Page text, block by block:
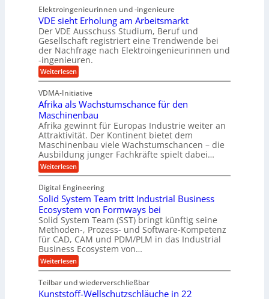
f
u
n
g
e
n
B
S
C
L
w
e
i
t
e
r
e
n
t
w
i
c
k
e
l
r
e
i
e
s
H
y
b
r
i
d
-
K
u
g
e
l
l
a
g
e
r
r
u
m
p
f
e
r
l
t
U
m
s
t
z
k
n
a
p
p
ü
b
e
Elektroingenieurinnen und -ingenieure
VDE sieht Erholung am Arbeitsmarkt
Der VDE Ausschuss Studium, Beruf und
Gesellschaft registriert eine Trendwende bei
der Nachfrage nach Elektroingenieurinnen und
-ingenieuren.
Weiterlesen:
V
E
s
i
e
h
t
E
r
h
o
u
n
a
m
A
r
b
e
i
t
s
m
VDMA-Initiative
Afrika als Wachstumschance für den
Maschinenbau
Afrika gewinnt für Europas Industrie weiter an
Attraktivität. Der Kontinent bietet dem
Maschinenbau viele Wachstumschancen – die
Ausbildung junger Fachkräfte spielt dabei…
Weiterlesen:
A
r
i
k
a
a
s
W
a
c
s
t
Digital Engineering
Solid System Team tritt Industrial Business
Ecosystem von Formways bei
Solid System Team (SST) bringt künftig seine
Methoden-, Prozess- und Software-Kompetenz
für CAD, CAM und PDM/PLM in das Industrial
Business Ecosystem von…
Weiterlesen:
S
l
i
Teilbar und wiederverschließbar
Kunststoff-Wellschutzschläuche in 22